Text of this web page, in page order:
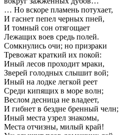
… Но вскоре пламень потухает,
И гаснет пепел черных пней,
И томный сон отягощает
Лежащих воев средь полей.
Сомкнулись очи; но призраки
Тревожат краткий их покой:
Иный лесов проходит мраки,
Зверей голодных слышит вой;
Иный на лодке легкой реет
Среди кипящих в море волн;
Веслом десница не владеет,
И гибнет в бездне бренный челн;
Иный места узрел знакомы,
Места отчизны, милый край!